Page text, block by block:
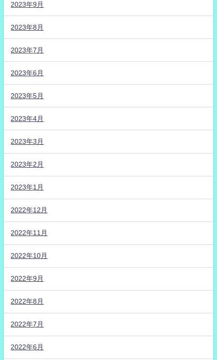
2023年9月
2023年8月
2023年7月
2023年6月
2023年5月
2023年4月
2023年3月
2023年2月
2023年1月
2022年12月
2022年11月
2022年10月
2022年9月
2022年8月
2022年7月
2022年6月